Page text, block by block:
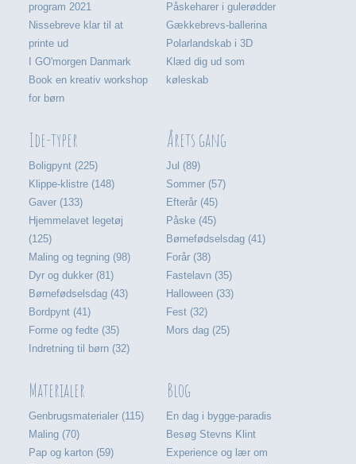
program 2021
Nissebreve klar til at
printe ud
I GO'morgen Danmark
Book en kreativ workshop
for børn
Påskeharer i gulerødder
Gækkebrevs-ballerina
Polarlandskab i 3D
Klæd dig ud som
køleskab
Ide-typer
Boligpynt (225)
Klippe-klistre (148)
Gaver (133)
Hjemmelavet legetøj
(125)
Maling og tegning (98)
Dyr og dukker (81)
Børnefødselsdag (43)
Bordpynt (41)
Forme og fedte (35)
Indretning til børn (32)
Årets gang
Jul (89)
Sommer (57)
Efterår (45)
Påske (45)
Børnefødselsdag (41)
Forår (38)
Fastelavn (35)
Halloween (33)
Fest (32)
Mors dag (25)
Materialer
Genbrugsmaterialer (115)
Maling (70)
Pap og karton (59)
Blog
En dag i bygge-paradis
Besøg Stevns Klint
Experience og lær om